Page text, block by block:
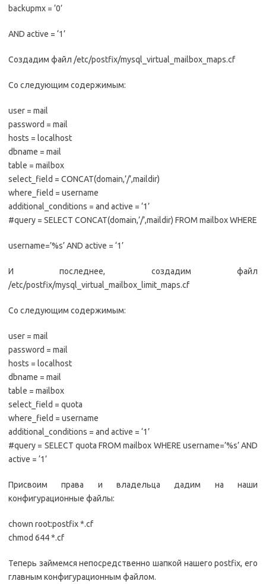
backupmx = ‘0’
AND active = ‘1’
Создадим файл /etc/postfix/mysql_virtual_mailbox_maps.cf
Со следующим содержимым:
user = mail
password = mail
hosts = localhost
dbname = mail
table = mailbox
select_field = CONCAT(domain,’/’,maildir)
where_field = username
additional_conditions = and active = ‘1’
#query = SELECT CONCAT(domain,’/’,maildir) FROM mailbox WHERE
username=’%s’ AND active = ‘1’
И последнее, создадим файл
/etc/postfix/mysql_virtual_mailbox_limit_maps.cf
Со следующим содержимым:
user = mail
password = mail
hosts = localhost
dbname = mail
table = mailbox
select_field = quota
where_field = username
additional_conditions = and active = ‘1’
#query = SELECT quota FROM mailbox WHERE username=’%s’ AND
active = ‘1’
Присвоим права и владельца дадим на наши
конфигурационные файлы:
chown root:postfix *.cf
chmod 644 *.cf
Теперь займемся непосредственно шапкой нашего postfix, его
главным конфигурационным файлом.